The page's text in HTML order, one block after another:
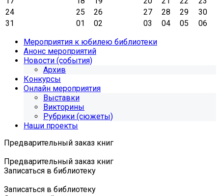
24
25 26 27 28 29
30
31
01 02 03 04 05
06
Мероприятия к юбилею библиотеки
Анонс мероприятий
Новости (события)
Архив
Конкурсы
Онлайн мероприятия
Выставки
Викторины
Рубрики (сюжеты)
Наши проекты
Предварительный заказ книг
Предварительный заказ книг
Записаться в библиотеку
Записаться в библиотеку